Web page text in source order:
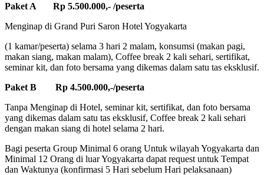
Paket A Rp 5.500.000,- /peserta
Menginap di Grand Puri Saron Hotel Yogyakarta
(1 kamar/peserta) selama 3 hari 2 malam, konsumsi (makan pagi,
makan siang, makan malam), Coffee break 2 kali sehari, sertifikat,
seminar kit, dan foto bersama yang dikemas dalam satu tas eksklusif.
Paket B Rp 4.500.000,-/peserta
Tanpa Menginap di Hotel, seminar kit, sertifikat, dan foto bersama
yang dikemas dalam satu tas eksklusif, Coffee break 2 kali sehari
dengan makan siang di hotel selama 2 hari.
Bagi peserta Group Minimal 6 orang Untuk wilayah Yogyakarta dan
Minimal 12 Orang di luar Yogyakarta dapat request untuk Tempat
dan Waktunya (konfirmasi 5 Hari sebelum Hari pelaksanaan)